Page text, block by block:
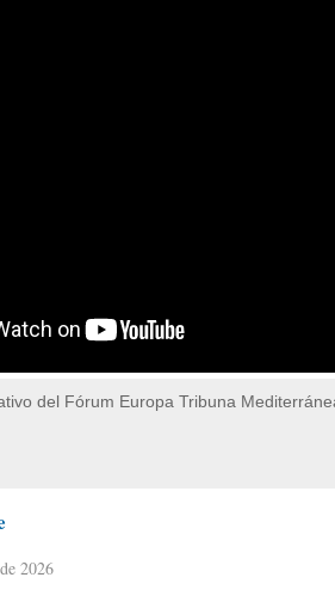
del Fórum Europa Tribuna
2026